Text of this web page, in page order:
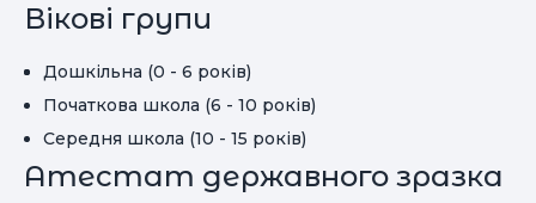
Вікові групи
Дошкільна (0 - 6 років)
Початкова школа (6 - 10 років)
Середня школа (10 - 15 років)
Атестат державного зразка